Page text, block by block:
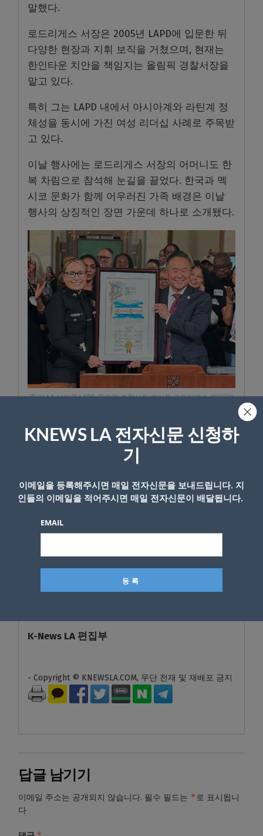
말했다.
로드리게스 서장은 2005년 LAPD에 입문한 뒤
다양한 현장과 지휘 보직을 거쳤으며, 현재는
한인타운 치안을 책임지는 올림픽 경찰서장을
맡고 있다.
특히 그는 LAPD 내에서 아시아계와 라틴계 정
체성을 동시에 가진 여성 리더십 사례로 주목받
고 있다.
이날 행사에는 로드리게스 서장의 어머니도 한
복 차림으로 참석해 눈길을 끌었다. 한국과 멕
시코 문화가 함께 어우러진 가족 배경은 이날
행사의 상징적인 장면 가운데 하나로 소개됐다.
존 리 LA 시의원 LAPD 올림픽 경찰서장 레이첼 로드리게스 캡틴(왼
GLOBAL]
행사에서는 한국의 대표 가수 인순이의 축하 영
가진 인순이는 영상에서 “다문화 정체성과 다
양성을 존중하는 하파 데이를 축하한다”고 밝
혔다.
에서도 완전히 받아들여지지 못하는 어려움을
겪었다”며 “오늘 같은 행사는 그런 세대에게 특
K-News LA 편집부
- Copyright © KNEWSLA.COM, 무단 전재 및 재배포 금지
답글 남기기
이메일 주소는 공개되지 않습니다. 필수 필드는 *로 표시됩니
다
KNEWS LA 전자신문 신청하
기
이메일을 등록해주시면 매일 전자신문을 보내드립니다. 지
인들의 이메일을 적어주시면 매일 전자신문이 배달됩니다.
EMAIL